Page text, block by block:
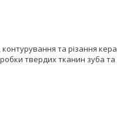
та різання
твердих тканин зуба та